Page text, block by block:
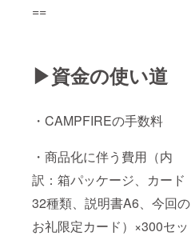
==
▶資金の使い道
・CAMPFIREの手数料
・商品化に伴う費用（内
訳：箱パッケージ、カード
32種類、説明書A6、今回の
お礼限定カード）×300セッ